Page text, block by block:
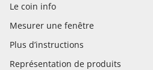
Le coin info
Mesurer une fenêtre
Plus d’instructions
Représentation de produits